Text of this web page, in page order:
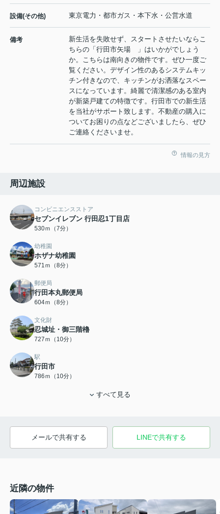
設備(その他) 東京電力・都市ガス・本下水・公営水道
備考
新生活を失敗せず、スタートさせたいならこ
ちらの「行田市矢場 」はいかがでしょう
か。こちらは南向きの物件です。ぜひ一度ご
覧ください。デザイン性のあるシステムキッ
チン付きなので、キッチンがお洒落なスペー
スになっています。綺麗で清潔感のある室内
が新築戸建ての特徴です。行田市での新生活
を当社がサポート致します。不動産の購入に
ついてお困りの点などございましたら、ぜひ
ご連絡くださいませ。
情報の見方
周辺施設
コンビニエンスストア
セブンイレブン 行田忍1丁目店
530ｍ（7分）
幼稚園
ホザナ幼稚園
571ｍ（8分）
郵便局
行田本丸郵便局
604ｍ（8分）
文化財
忍城址・御三階櫓
727ｍ（10分）
駅
行田市
786ｍ（10分）
すべて見る
メールで共有する LINEで共有する
近隣の物件